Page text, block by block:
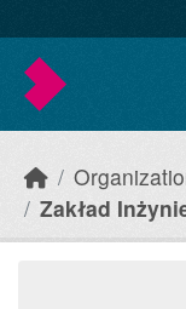
Zakład